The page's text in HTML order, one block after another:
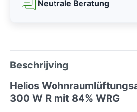
Neutrale Beratung
Beschrijving
Helios
300 W R mit 84% WRG